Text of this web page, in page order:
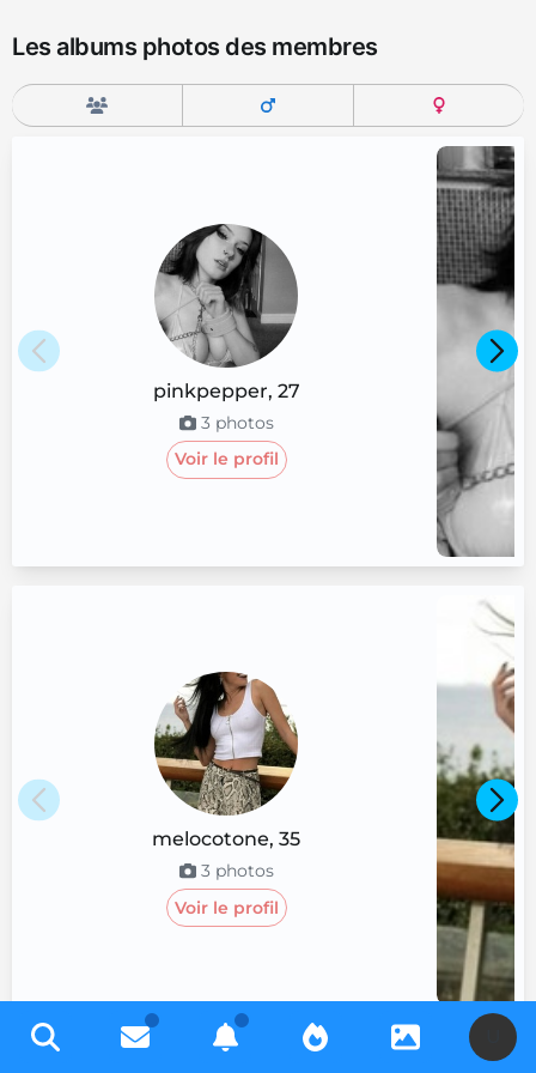
Les albums photos des membres
pinkpepper, 27
3 photos
Voir le profil
melocotone,35
3 photos
Voir le profil